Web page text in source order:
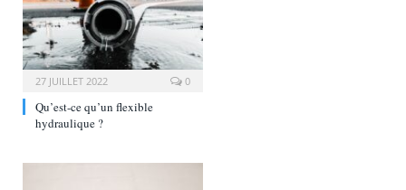
27 JUILLET 2022 0
Qu’est-ce qu’un flexible
hydraulique ?